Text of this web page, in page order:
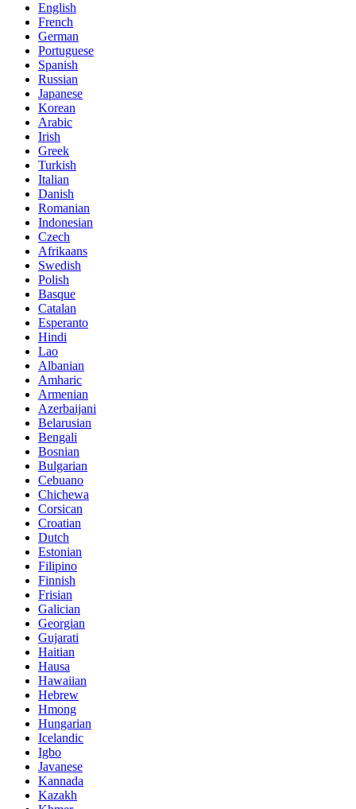
English
French
German
Portuguese
Spanish
Russian
Japanese
Korean
Arabic
Irish
Greek
Turkish
Italian
Danish
Romanian
Indonesian
Czech
Afrikaans
Swedish
Polish
Basque
Catalan
Esperanto
Hindi
Lao
Albanian
Amharic
Armenian
Azerbaijani
Belarusian
Bengali
Bosnian
Bulgarian
Cebuano
Chichewa
Corsican
Croatian
Dutch
Estonian
Filipino
Finnish
Frisian
Galician
Georgian
Gujarati
Haitian
Hausa
Hawaiian
Hebrew
Hmong
Hungarian
Icelandic
Igbo
Javanese
Kannada
Kazakh